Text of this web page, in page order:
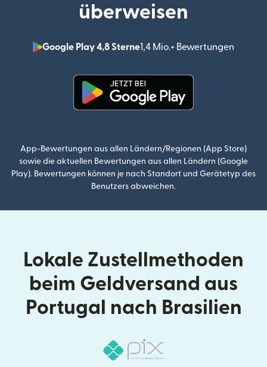
überweisen
Google Play 4,8 Sterne1,4 Mio.+ Bewertungen
App-Bewertungen aus allen Ländern/Regionen (App Store)
sowie die aktuellen Bewertungen aus allen Ländern (Google
Play). Bewertungen können je nach Standort und Gerätetyp des
Benutzers abweichen.
Lokale Zustellmethoden
beim Geldversand aus
Portugal nach Brasilien